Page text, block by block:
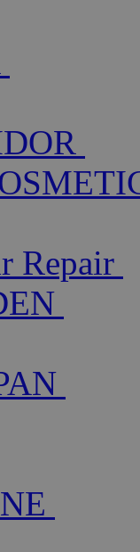
Repair